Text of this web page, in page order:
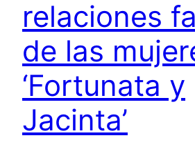
relaciones
de las
‘Fortunata y
Jacinta’